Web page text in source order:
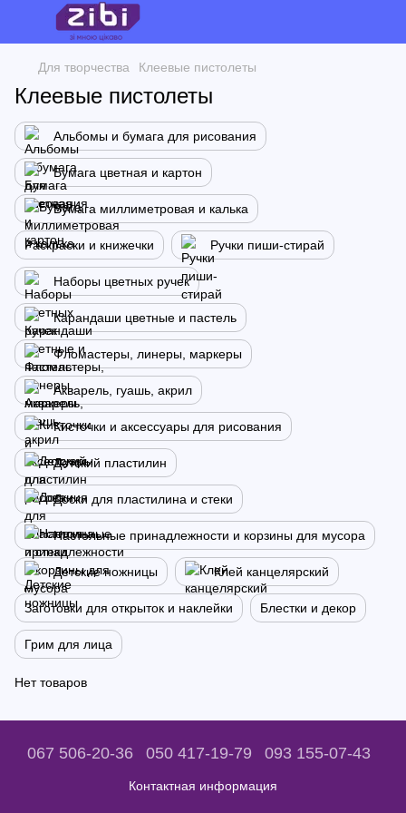
Для творчества Клеевые пистолеты
Клеевые пистолеты
Альбомы и бумага для рисования
Бумага цветная и картон
Бумага миллиметровая и калька
Раскраски и книжечки Ручки пиши-стирай
Наборы цветных ручек
Карандаши цветные и пастель
Фломастеры, линеры, маркеры
Акварель, гуашь, акрил
Кисточки и аксессуары для рисования
Детский пластилин
Доски для пластилина и стеки
Настольные принадлежности и корзины для мусора
Детские ножницы Клей канцелярский
Заготовки для открыток и наклейки Блестки и декор
Грим для лица
Нет товаров
067 506-20-36 050 417-19-79 093 155-07-43
Контактная информация